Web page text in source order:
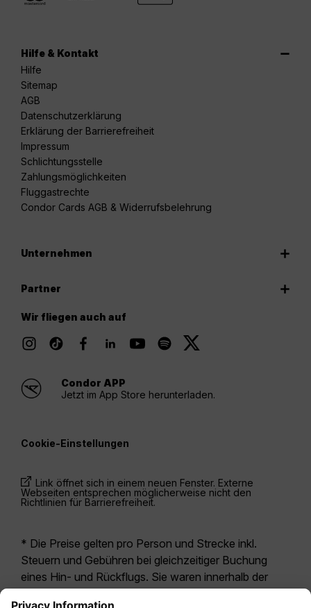
Hilfe & Kontakt
Hilfe
Sitemap
AGB
Datenschutzerklärung
Erklärung der Barrierefreiheit
Impressum
Schlichtungsstelle
Zahlungsmöglichkeiten
Fluggastrechte
Condor Cards AGB & Widerrufsbelehrung
Unternehmen
Partner
Wir fliegen auch auf
Condor APP
Jetzt im App Store herunterladen.
Cookie-Einstellungen
Link öffnet sich in einem neuen Fenster. Externe
Webseiten entsprechen möglicherweise nicht den
Richtlinien für Barrierefreiheit.
* Die Preise gelten pro Person und Strecke inkl.
Steuern und Gebühren bei gleichzeitiger Buchung
eines Hin- und Rückflugs. Sie waren innerhalb der
letzten 24 Stunden verfügbar und sind